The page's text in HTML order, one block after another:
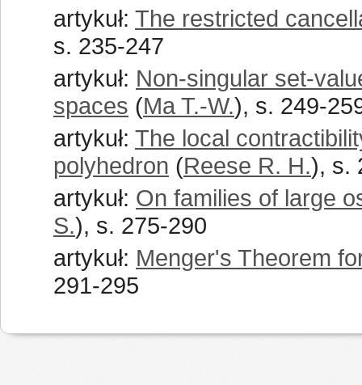
artykuł: The restricted
s. 235-247
artykuł: Non-singular set-
spaces (Ma T.-W.), s. 249-
artykuł: The local
polyhedron (Reese R. H.), s.
artykuł: On families of large
S.), s. 275-290
artykuł: Menger's Theorem
291-295